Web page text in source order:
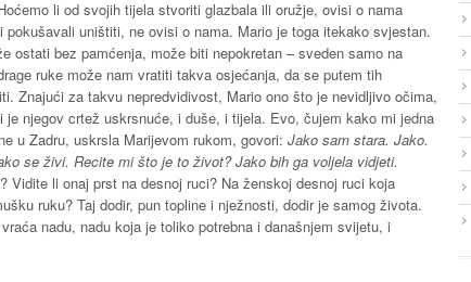
li od svojih tijela stvoriti glazbala ili oružje, ovisi o nama
uništiti, ne ovisi o nama. Mario je toga itekako svjestan.
ostati bez pamćenja, može biti nepokretan – sveden samo na
ruke može nam vratiti takva osjećanja, da se putem tih
Znajući za takvu nepredvidivost, Mario ono što je nevidljivo očima,
njegov crtež uskrsnuće, i duše, i tijela. Evo, čujem kako mi jedna
u Zadru, uskrsla Marijevom rukom, govori: Jako sam stara. Jako.
se živi. Recite mi što je to život? Jako bih ga voljela vidjeti.
? Vidite li onaj prst na desnoj ruci? Na ženskoj desnoj ruci koja
ruku? Taj dodir, pun topline i nježnosti, dodir je samog života.
nadu, nadu koja je toliko potrebna i današnjem svijetu, i